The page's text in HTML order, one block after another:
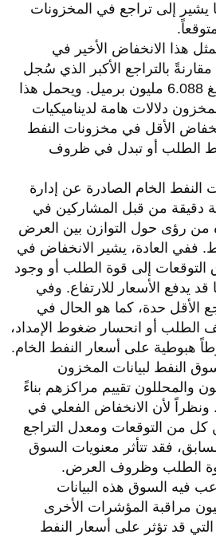
ما يشير إلى تراجع في المخزونات
هذا الانخفاض الأخير في
بالتراجع الأكبر الذي سُجل
في الأسبوع السابق وبلغ 6.088 مليون برميل. ويحمل هذا
دلالات هامة لديناميكيات
الأقل في مخزونات النفط
الطلب أو تبدل في ظروف
الخام الصادرة عن إدارة
دقيقة من قبل المشاركين في
من رؤى حول التوازن بين العرض
ففي العادة، يشير الانخفاض في
التوقعات إلى قوة الطلب أو وجود
قد يدفع الأسعار للارتفاع. وفي
الأقل حدة، كما هو الحال في
الطلب أو انحسار ضغوط الإمداد،
هبوطية على أسعار النفط الخام.
النفط لبيانات المخزون
والمحللون تقييم مراكزهم بناءً
ونظراً لأن الانخفاض الفعلي في
كل من التوقعات ومعدل التراجع
فقد تتأثر معنويات السوق
الطلب وظروف العرض.
فيه السوق هذه البيانات
مراقبة المؤشرات الأخرى
قد تؤثر على أسعار النفط